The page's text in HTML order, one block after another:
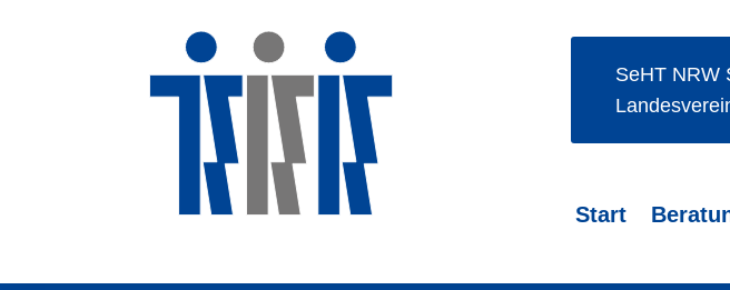
SeHT NRW
Start